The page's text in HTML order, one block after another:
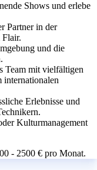
Shows und erlebe
Partner in der
Flair.
und die
Team mit vielfältigen
Erlebnisse und
Kulturmanagement
- 2500 € pro Monat.